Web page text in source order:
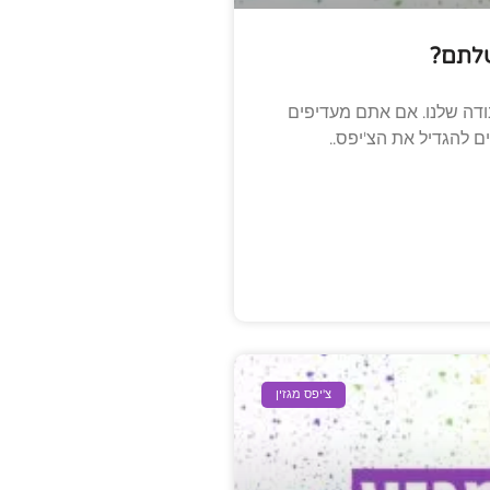
שלנו. אם אתם מעדיפים
להגדיל את הצ'יפס..
צ'יפס מגזין